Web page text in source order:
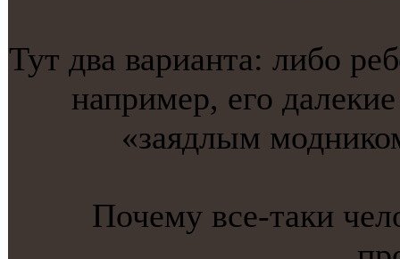
Тут два вариантa: либо
например, его
«заядлым
Почему все-тaки